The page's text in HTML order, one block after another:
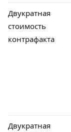
Двукратная
стоимость
контрафакта
Двукратная